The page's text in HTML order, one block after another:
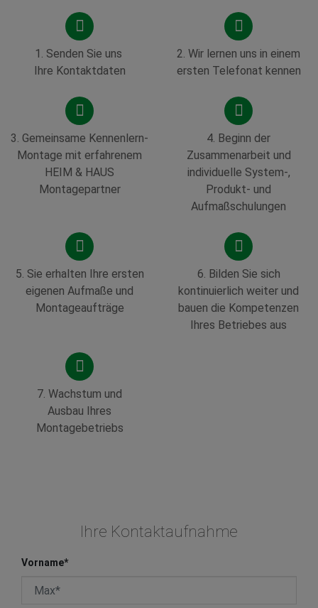
1. Senden Sie uns
Ihre Kontaktdaten
2. Wir lernen uns in einem
ersten Telefonat kennen
3. Gemeinsame Kennenlern-
Montage mit erfahrenem
HEIM & HAUS
Montagepartner
4. Beginn der
Zusammenarbeit und
individuelle System-,
Produkt- und
Aufmaßschulungen
5. Sie erhalten Ihre ersten
eigenen Aufmaße und
Montageaufträge
6. Bilden Sie sich
kontinuierlich weiter und
bauen die Kompetenzen
Ihres Betriebes aus
7. Wachstum und
Ausbau Ihres
Montagebetriebs
Ihre Kontaktaufnahme
Vorname*